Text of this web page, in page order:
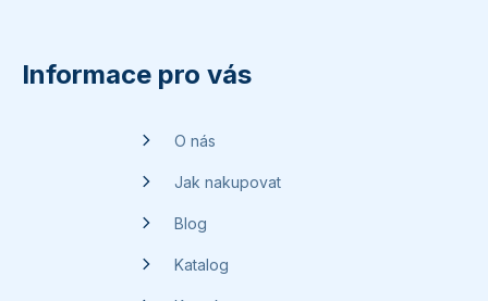
Informace pro vás
O nás
Jak nakupovat
Blog
Katalog